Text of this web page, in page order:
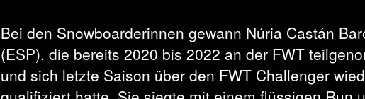
Bei den Snowboarderinnen gewann Núria Castán
(ESP), die bereits 2020 bis 2022 an der FWT
und sich letzte Saison über den FWT Challenger